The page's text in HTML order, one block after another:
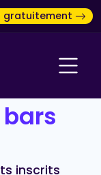
gratuitement
inscrits